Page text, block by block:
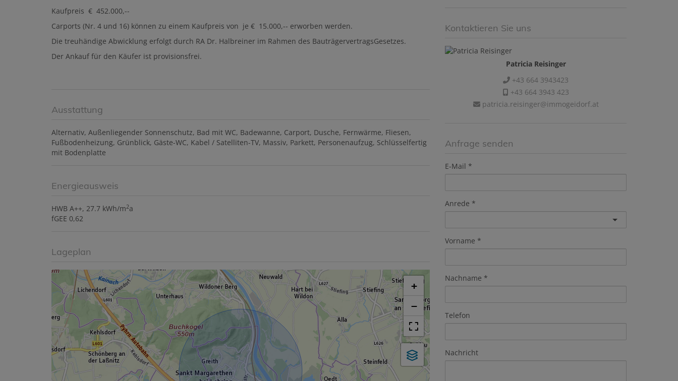
Kaufpreis € 452.000,--
Carports (Nr. 4 und 16) können zu einem Kaufpreis von je € 15.000,-- erworben werden.
Die treuhändige Abwicklung erfolgt durch RA Dr. Halbreiner im Rahmen des BauträgervertragsGesetzes.
Der Ankauf für den Käufer ist provisionsfrei.
Ausstattung
Alternativ Außenliegender Sonnenschutz Bad mit WC Badewanne Carport Dusche Fernwärme Fliesen
Fußbodenheizung Grünblick Gäste-WC Kabel / Satelliten-TV Massiv Parkett Personenaufzug Schlüsselfertig
mit Bodenplatte
Energieausweis
HWB A++, 27.7 kWh/m2a
fGEE 0,62
Lageplan
+
−
Kontaktieren Sie uns
Patricia Reisinger
+43 664 3943423
+43 664 3943 423
patricia.reisinger@immogeidorf.at
Anfrage senden
E-Mail
Anrede
Vorname
Nachname
Telefon
Nachricht